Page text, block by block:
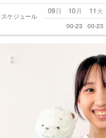
スケジュール
日
09 月
10 火
11
00-23 00-23